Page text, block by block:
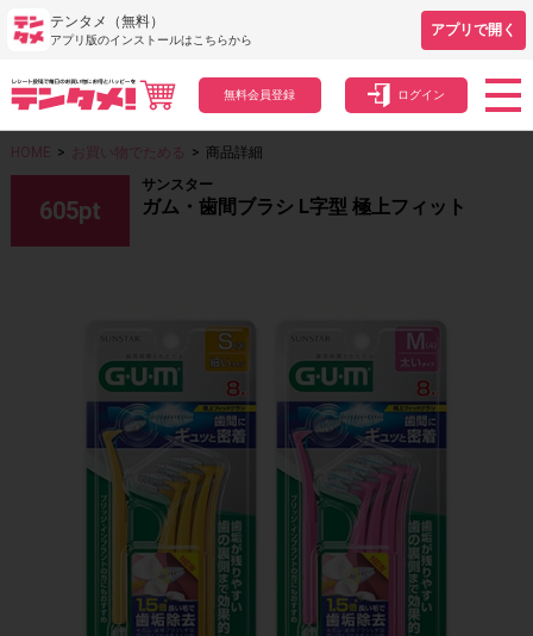
テンタメ（無料）
アプリ版のインストールはこちらから
アプリで開く
無料会員登録 ログイン
HOME > お買い物でためる > 商品詳細
605pt
サンスター
ガム・歯間ブラシ L字型 極上フィット